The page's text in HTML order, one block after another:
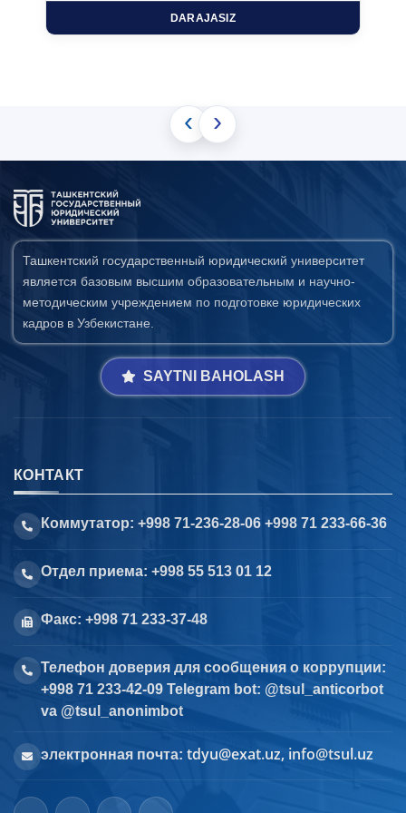
DARAJASIZ
‹ ›
Ташкентский государственный юридический университет
является базовым высшим образовательным и научно-
методическим учреждением по подготовке юридических
кадров в Узбекистане.
SAYTNI BAHOLASH
КОНТАКТ
Коммутатор: +998 71-236-28-06 +998 71 233-66-36
Отдел приема: +998 55 513 01 12
Факс: +998 71 233-37-48
Телефон доверия для сообщения о коррупции:
+998 71 233-42-09 Telegram bot: @tsul_anticorbot
va @tsul_anonimbot
электронная почта: tdyu@exat.uz, info@tsul.uz